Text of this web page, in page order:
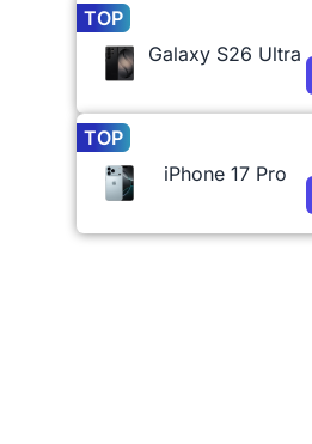
TOP
Galaxy S26 Ultra
TOP
iPhone 17 Pro